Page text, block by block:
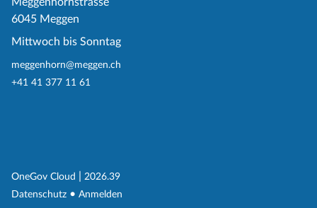
6045 Meggen
Mittwoch bis Sonntag
meggenhorn@meggen.ch
+41 41 377 11 61
OneGov Cloud (External Link)
2026.39
Datenschutz (External Link)
Anmelden